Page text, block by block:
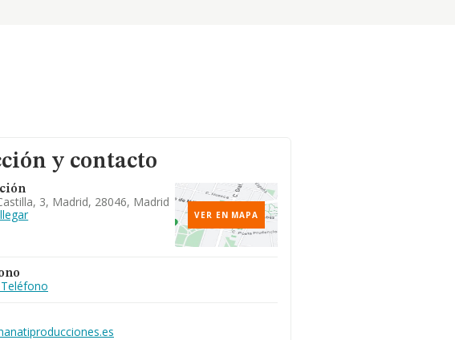
y contacto
3, Madrid, 28046, Madrid
VER EN MAPA